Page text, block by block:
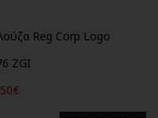
Reg Corp Logo
ZGI